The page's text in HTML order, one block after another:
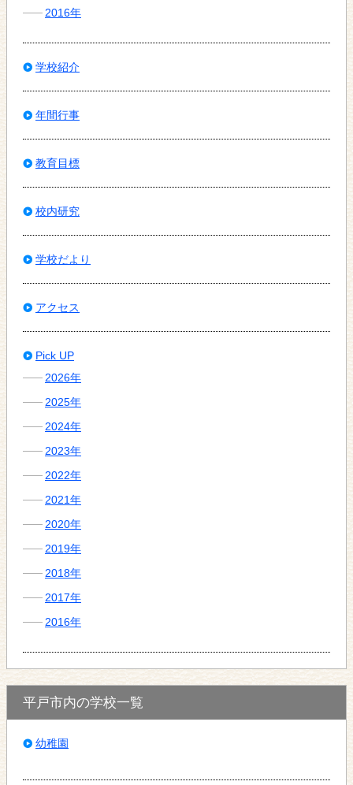
2016年
学校紹介
年間行事
教育目標
校内研究
学校だより
アクセス
Pick UP
2026年
2025年
2024年
2023年
2022年
2021年
2020年
2019年
2018年
2017年
2016年
平戸市内の学校一覧
幼稚園